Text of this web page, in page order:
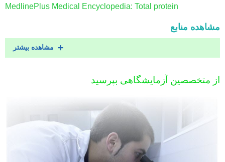
MedlinePlus Medical Encyclopedia: Total protein
مشاهده منابع
مشاهده بیشتر
از متخصصین آزمایشگاهی بپرسید